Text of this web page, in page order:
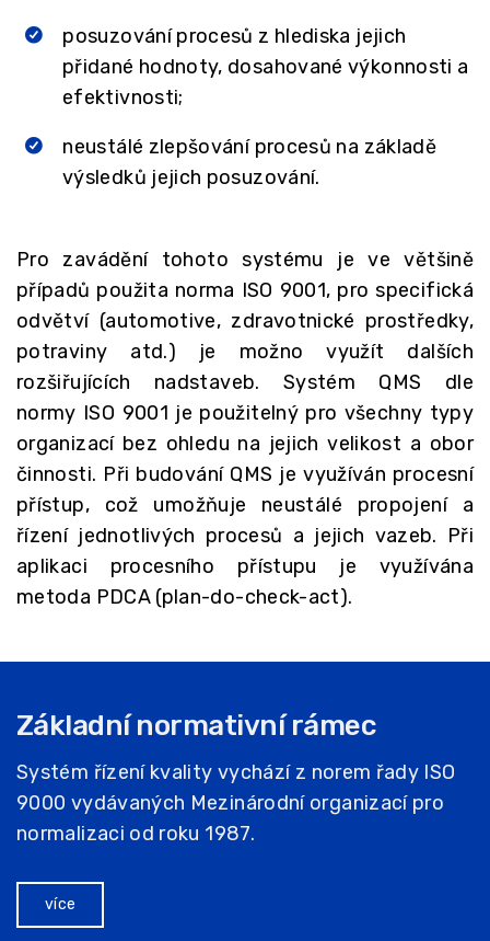
posuzování procesů z hlediska jejich
přidané hodnoty, dosahované výkonnosti a
efektivnosti;
neustálé zlepšování procesů na základě
výsledků jejich posuzování.
Pro zavádění tohoto systému je ve většině
případů použita norma ISO 9001, pro specifická
odvětví (automotive, zdravotnické prostředky,
potraviny atd.) je možno využít dalších
rozšiřujících nadstaveb. Systém QMS
dle
normy ISO 9001 je použitelný pro všechny typy
organizací bez ohledu na jejich velikost a obor
činnosti. Při budování QMS je využíván procesní
přístup, což umožňuje neustálé propojení a
řízení jednotlivých procesů a jejich vazeb. Při
aplikaci procesního přístupu je využívána
metoda PDCA (plan-do-check-act).
Základní normativní rámec
Systém řízení kvality vychází z norem řady ISO
9000 vydávaných Mezinárodní organizací pro
normalizaci od roku 1987.
více